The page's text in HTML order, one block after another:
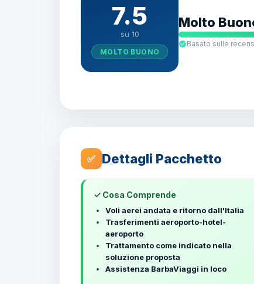
7.5
su 10
MOLTO BUONO
Molto
Basato sulle
✅ Dettagli Pacchetto
✓ Cosa Comprende
Voli aerei andata e ritorno dall'Italia
Trasferimenti aeroporto-hotel-
aeroporto
Trattamento come indicato nella
soluzione proposta
Assistenza BarbaViaggi in loco